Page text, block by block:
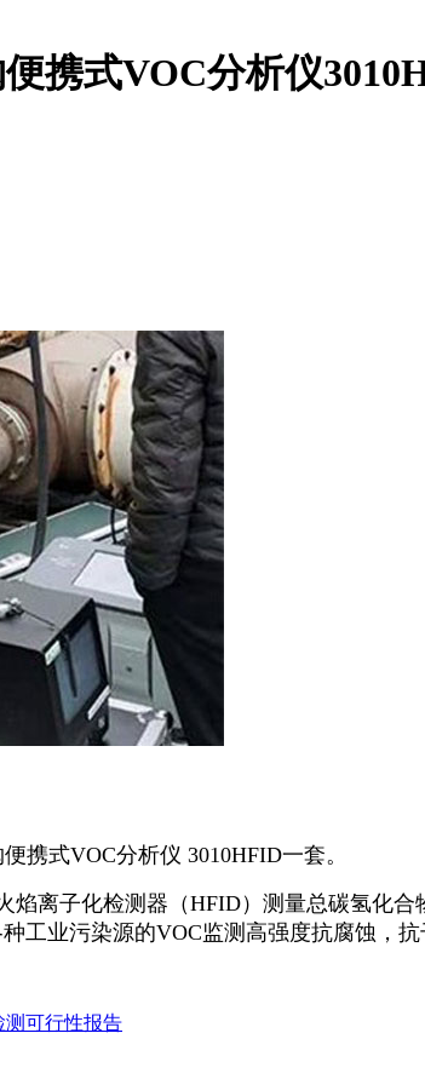
携式VOC分析仪
携式VOC分析仪 3010HFID一套。
焰离子化检测器（HFID）测量总碳氢化
工业污染源的VOC监测高强度抗腐蚀，
测可行性报告